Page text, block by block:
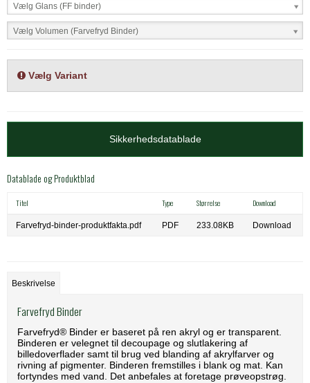
Vælg Glans (FF binder)
Vælg Volumen (Farvefryd Binder)
Vælg Variant
Sikkerhedsdatablade
Datablade og Produktblad
Titel Type Størrelse Download
Farvefryd-binder-produktfakta.pdf PDF 233.08KB Download
Beskrivelse
Farvefryd Binder
Farvefryd® Binder er baseret på ren akryl og er transparent.
Binderen er velegnet til decoupage og slutlakering af
billedoverflader samt til brug ved blanding af akrylfarver og
rivning af pigmenter. Binderen fremstilles i blank og mat. Kan
fortyndes med vand. Det anbefales at foretage prøveopstrøg.